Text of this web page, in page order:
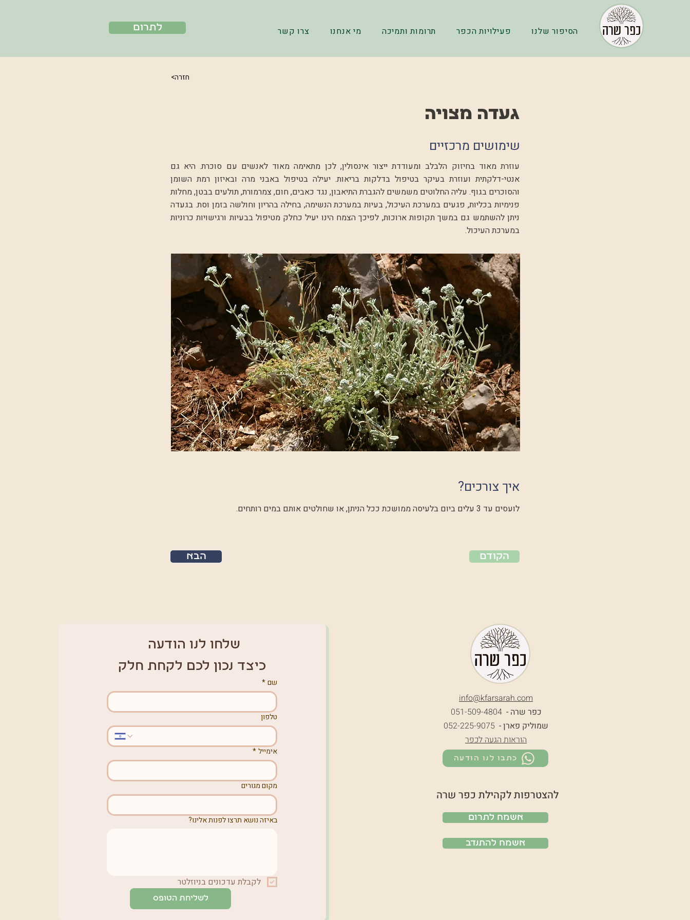
לתרום הסיפור שלנו פעילויות הכפר תרומות ותמיכה מי אנחנו צרו קשר
<חזרה
געדה מצויה
שימושים מרכזיים
עוזרת מאוד בחיזוק הלבלב ומעודדת ייצור אינסולין, לכן מתאימה מאוד לאנשים עם סוכרת. היא גם
אנטי-דלקתית ועוזרת בעיקר בטיפול בדלקות בריאות. יעילה בטיפול באבני מרה ובאיזון רמת השומן
והסוכרים בגוף. עליה החלוטים משמשים להגברת התיאבון, נגד כאבים, חום, צמרמורת, תולעים בבטן, מחלות
פנימיות בכליות, פגעים במערכת העיכול, בעיות במערכת הנשימה, בחילה בהריון וחולשה בזמן וסת. בגעדה
ניתן להשתמש גם במשך תקופות ארוכות, לפיכך הצמח הינו יעיל כחלק מטיפול בבעיות ורגישויות כרוניות
במערכת העיכול.
איך צורכים?
לועסים עד 3 עלים ביום בלעיסה ממושכת ככל הניתן, או שחולטים אותם במים רותחים.
הבא הקודם
שלחו לנו הודעה
כיצד נכון לכם לקחת חלק
שם*
טלפון
אימייל*
מקום מגורים
באיזה נושא תרצו לפנות אלינו?
לקבלת עדכונים בניוזלטר
לשליחת הטופס
info@kfarsarah.com
כפר שרה -051-509-4804
שמוליק פארן - 052-225-9075
הוראות הגעה לכפר
כתבו לנו הודעה
להצטרפות לקהילת כפר שרה
אשמח לתרום
אשמח להתנדב